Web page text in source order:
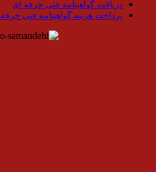
دریافت گواهینامه فنی حرفه ای
پرداخت هزینه گواهینامه فنی حرفه